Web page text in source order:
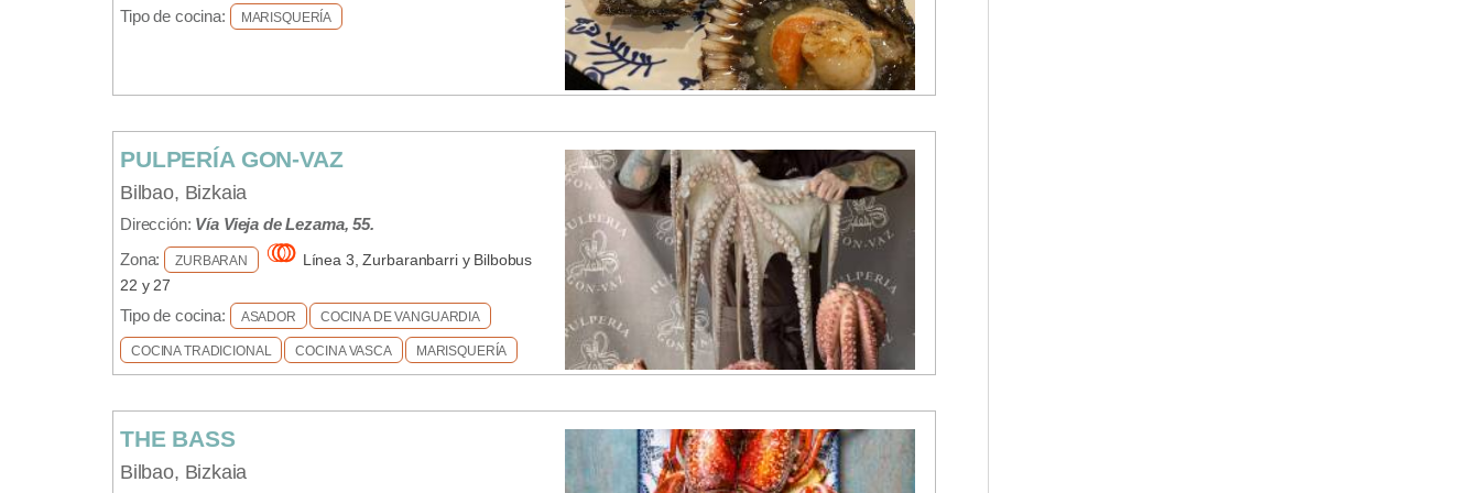
Tipo de cocina: MARISQUERÍA
PULPERÍA GON-VAZ
Bilbao, Bizkaia
Dirección: Vía Vieja de Lezama, 55.
Zona:
ZURBARAN
Línea 3, Zurbaranbarri y Bilbobus
22 y 27
Tipo de cocina:
ASADOR COCINA DE VANGUARDIA
COCINA TRADICIONAL COCINA VASCA MARISQUERÍA
THE BASS
Bilbao, Bizkaia